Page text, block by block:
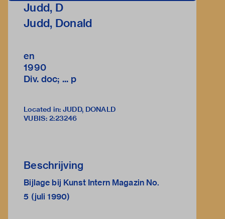
Judd, D
Judd, Donald
en
1990
Div. doc; ... p
Located in: JUDD, DONALD
VUBIS: 2:23246
Beschrijving
Bijlage bij Kunst Intern Magazin No.
5 (juli 1990)